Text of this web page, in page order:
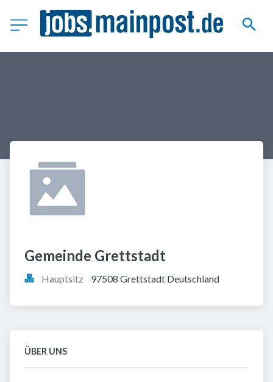
Gemeinde Grettstadt
Hauptsitz 97508 Grettstadt Deutschland
ÜBER UNS